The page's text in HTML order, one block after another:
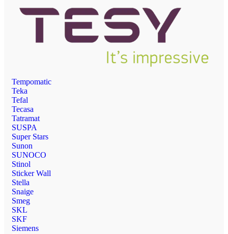
Tempomatic
Teka
Tefal
Tecasa
Tatramat
SUSPA
Super Stars
Sunon
SUNOCO
Stinol
Sticker Wall
Stella
Snaige
Smeg
SKL
SKF
Siemens